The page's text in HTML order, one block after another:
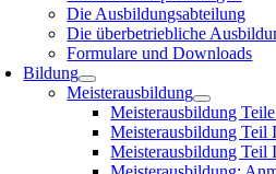
Die Ausbildungsabteilung
Die überbetriebliche
Formulare und Downloads
Bildung
Meisterausbildung
Meisterausbildung
Meisterausbildung Teil
Meisterausbildung